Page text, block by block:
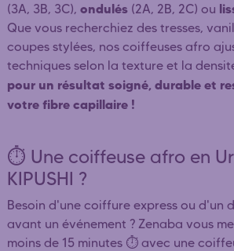
(3A, 3B, 3C), ondulés (2A, 2B, 2C) ou
Que vous recherchiez des tresses,
coupes stylées, nos coiffeuses afro
techniques selon la texture et la
pour un résultat soigné, durable et
votre fibre capillaire !
⏱️ Une coiffeuse afro en
KIPUSHI ?
Besoin d'une coiffure express ou d'un
avant un événement ? Zenaba vous
moins de 15 minutes ⏱️ avec une